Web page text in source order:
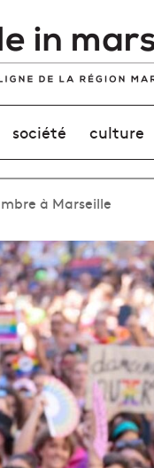
société culture
à Marseille